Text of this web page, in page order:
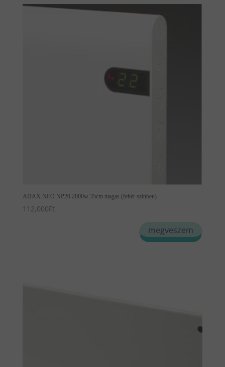
ADAX NEO NP20 2000w 35cm magas (fehér színben)
112,000Ft
megveszem